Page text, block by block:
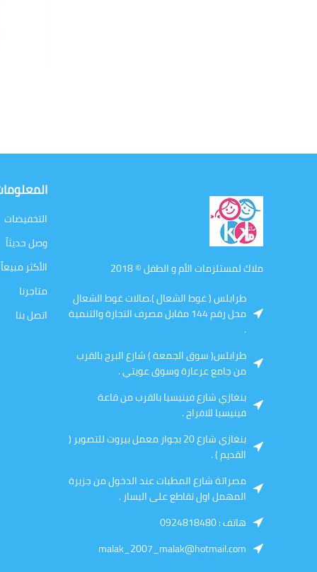
ملاك لمستلزمات الأم و الطفل © 2018
طرابلس ( غوط الشعال ).صالات غوط الشعال
محل رقم 144 مقابل مصرف التجارة والتنمية
.
طرابلس( سوق الجمعة ) شارع البرج بالقرب
من جامع عرعارة وسوق عويتي .
بنغازي شارع فينيسيا بالقرب من قاعة
فينيسيا للافراح .
بنغازي شارع 20 بجوار معمل بيروت للتصوير (
القديم ) .
مصراتة شارع المطبات عند الدخول من جزيرة
المهمل اول تقاطع على اليسار .
هاتف : 0924818480
malak_2007_malak@hotmail.com
التخفيضات
وصل حديثاً
الأكثر مبيعاً
متاجرنا
اتصل بنا